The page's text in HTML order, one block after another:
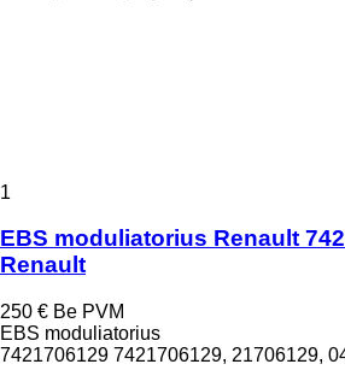
1
EBS moduliatorius Renault
Renault
250 € Be PVM
EBS moduliatorius
7421706129 7421706129, 21706129,